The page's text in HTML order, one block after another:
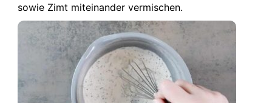
sowie Zimt miteinander vermischen.